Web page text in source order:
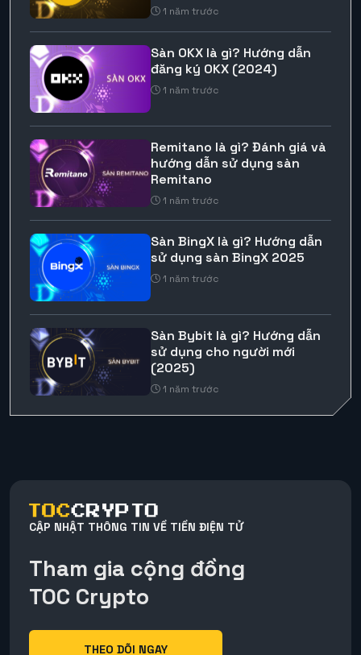
1 năm trước
Sàn OKX là gì? Hướng dẫn
đăng ký OKX (2024)
1 năm trước
Remitano là gì? Đánh giá và
hướng dẫn sử dụng sàn
Remitano
1 năm trước
Sàn BingX là gì? Hướng dẫn
sử dụng sàn BingX 2025
1 năm trước
Sàn Bybit là gì? Hướng dẫn
sử dụng cho người mới
(2025)
1 năm trước
CẬP NHẬT THÔNG TIN VỀ TIỀN ĐIỆN TỬ
Tham gia cộng đồng
TOC Crypto
THEO DÕI NGAY